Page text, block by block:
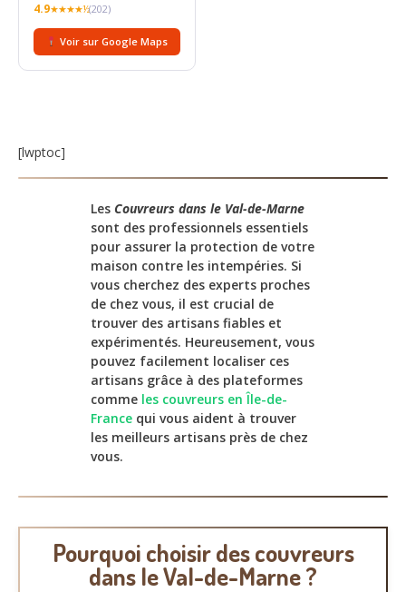
4.9★★★★½(202)
Voir sur Google Maps
[lwptoc]
Les Couvreurs dans le Val-de-Marne
sont des professionnels essentiels
pour assurer la protection de votre
maison contre les intempéries. Si
vous cherchez des experts proches
de chez vous, il est crucial de
trouver des artisans fiables et
expérimentés. Heureusement, vous
pouvez facilement localiser ces
artisans grâce à des plateformes
comme les couvreurs en Île-de-
France qui vous aident à trouver
les meilleurs artisans près de chez
vous.
Pourquoi choisir des couvreurs
dans le Val-de-Marne ?